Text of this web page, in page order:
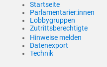
Startseite
Parlamentarier:innen
Lobbygruppen
Zutrittsberechtigte
Hinweise melden
Datenexport
Technik